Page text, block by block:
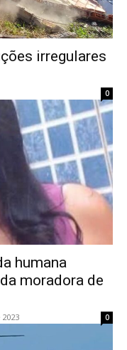
irregulares
0
humana
moradora de
0